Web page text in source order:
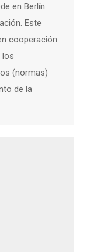
en Berlín
Este
cooperación
los
(normas)
de la